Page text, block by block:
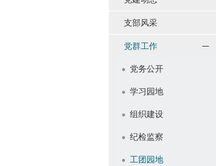
支部风采
党群工作
党务公开
学习园地
组织建设
纪检监察
工团园地